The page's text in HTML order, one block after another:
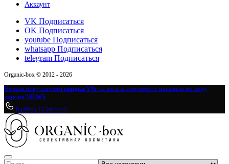
Аккаунт
VK Подписаться
OK Подписаться
youtube Подписаться
whatsapp Подписаться
telegram Подписаться
Organic-box © 2012 - 2026
Новым покупателям скидка 5% на весь ассортимент магазина по коду
купона NEW5
8 (495) 233-64-54